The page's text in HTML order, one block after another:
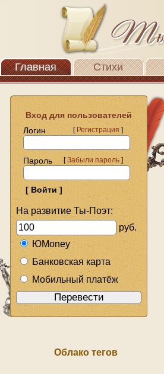
Главная Стихи
Вход для пользователей
Логин
[Регистрация]
Пароль [Забыли пароль]
На развитие Ты-Поэт:
руб.
ЮMoney
Банковская карта
Мобильный платёж
Облако тегов